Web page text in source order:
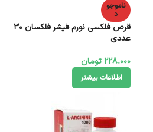
ناموجو
د
قرص فلکسی نورم فیشر فلکسان 30
عددی
228.000تومان
اطلاعات بیشتر